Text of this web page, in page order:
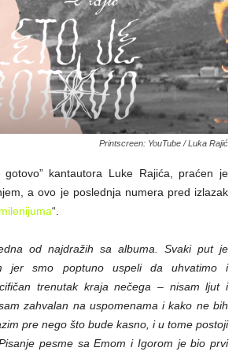
Printscreen: YouTube / Luka Rajić
kantautora Luke Rajića, praćen je
a ovo je poslednja numera pred izlazak
“.
od najdražih sa albuma. Svaki put je
jer smo poptuno uspeli da uhvatimo i
trenutak kraja nečega – nisam ljut i
zahvalan na uspomenama i kako ne bih
pre nego što bude kasno, i u tome postoji
pesme sa Emom i Igorom je bio prvi